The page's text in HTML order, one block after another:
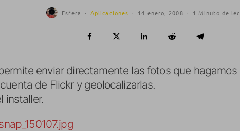
Esfera · Aplicaciones · 14 enero, 2008 · 1 Minuto de
enviar directamente las fotos que
de Flickr y geolocalizarlas.
installer.